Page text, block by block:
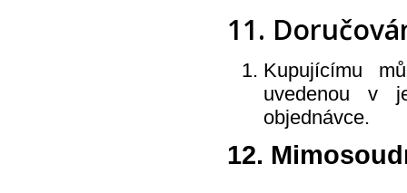
11.
Kupujícímu
uvedenou v
objednávce.
12.